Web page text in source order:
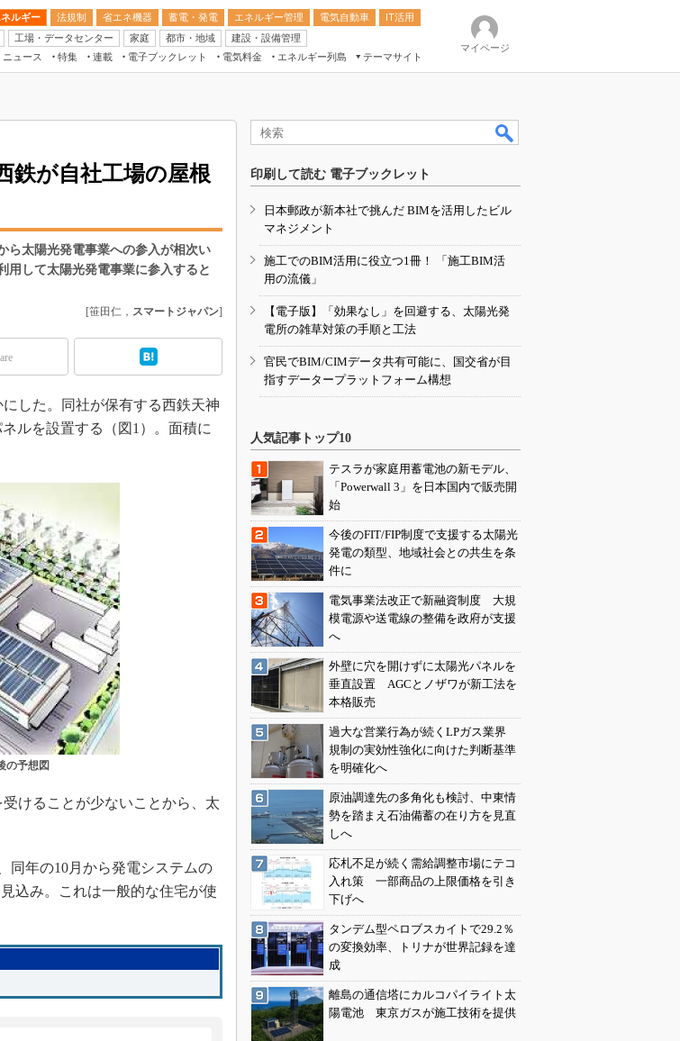
ルギー 法規制 省エネ機器 蓄電・発電 エネルギー管理 電気自動車
IT活用
工場・データセンター 家庭 都市・地域
建設・設備管理
ニュース 特集 連載 電子ブックレット 電気料金 エネルギー列島
テーマサイト
新電力
電気料金ガイドブック
BEMS
キーワード解説
マイページ
鉄が自社工場の屋根
ら太陽光発電事業への参入が相次い
用して太陽光発電事業に参入すると
[笹田仁， スマートジャパン]
した。同社が保有する西鉄天神
ルを設置する（図1）。面積に
の予想図
けることが少ないことから、太
同年の10月から発電システムの
込み。これは一般的な住宅が使
印刷して読む 電子ブックレット
日本郵政が新本社で挑んだ BIMを活用したビル
マネジメント
施工でのBIM活用に役立つ1冊！ 「施工BIM活
用の流儀」
【電子版】「効果なし」を回避する、太陽光発
電所の雑草対策の手順と工法
官民でBIM/CIMデータ共有可能に、国交省が目
指すデータープラットフォーム構想
人気記事トップ10
テスラが家庭用蓄電池の新モデル、
「Powerwall 3」を日本国内で販売開
始
今後のFIT/FIP制度で支援する太陽光
発電の類型、地域社会との共生を条
件に
電気事業法改正で新融資制度 大規
模電源や送電線の整備を政府が支援
へ
外壁に穴を開けずに太陽光パネルを
垂直設置 AGCとノザワが新工法を
本格販売
過大な営業行為が続くLPガス業界
規制の実効性強化に向けた判断基準
を明確化へ
原油調達先の多角化も検討、中東情
勢を踏まえ石油備蓄の在り方を見直
しへ
応札不足が続く需給調整市場にテコ
入れ策 一部商品の上限価格を引き
下げへ
タンデム型ペロブスカイトで29.2％
の変換効率、トリナが世界記録を達
成
離島の通信塔にカルコパイライト太
陽電池 東京ガスが施工技術を提供